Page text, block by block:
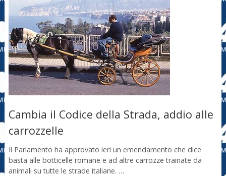
Cambia il Codice della Strada, addio alle
carrozzelle
Il Parlamento ha approvato ieri un emendamento che dice
basta alle botticelle romane e ad altre carrozze trainate da
animali su tutte le strade italiane. …